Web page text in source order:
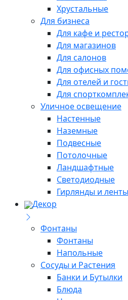
Хрустальные
Для бизнеса
Для кафе и
Для магазинов
Для салонов
Для офисных
Для отелей и
Для
Уличное освещение
Настенные
Наземные
Подвесные
Потолочные
Ландшафтные
Светодиодные
Гирлянды и ленты
Декор
Фонтаны
Фонтаны
Напольные
Сосуды и Растения
Банки и Бутылки
Блюда